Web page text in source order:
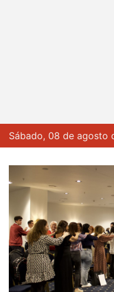
Sábado, 08 de agosto